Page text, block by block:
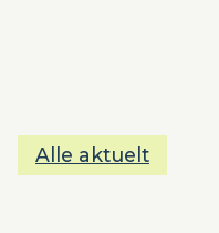
Alle aktuelt